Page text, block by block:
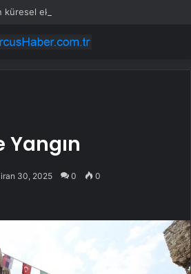
küresel ekonomik kriz uyarısı
Yangın
30, 2025 0 0